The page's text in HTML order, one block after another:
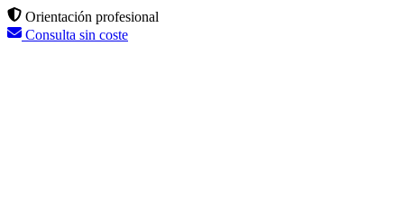
Orientación profesional
Consulta sin coste